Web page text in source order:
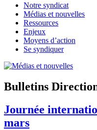
Notre syndicat
Médias et nouvelles
Ressources
Enjeux
Moyens d’action
Se syndiquer
Bulletins
Journée
mars